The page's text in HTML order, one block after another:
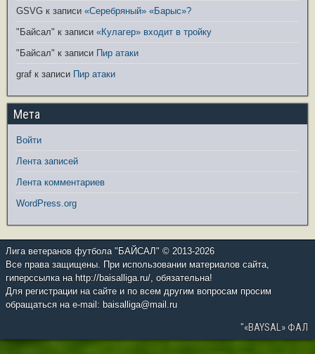
GSVG к записи «Серебряный» «Барыс»?
"Байсал" к записи «Кулагер» входит в тройку
"Байсал" к записи Пир атаки
graf к записи Пир атаки
Мета
Войти
Лента записей
Лента комментариев
WordPress.org
Лига ветеранов футбола "БАЙСАЛ" © 2013-2026
Все права защищены. При использовании материалов сайта,
гиперссылка на http://baisalliga.ru/, обязательна!
Для регистрации на сайте и по всем другим вопросам просим
обращаться на e-mail: baisalliga@mail.ru
"«BAYSAL» ФАЛ